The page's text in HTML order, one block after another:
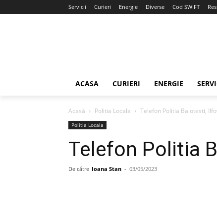
Servicii Curieri Energie Diverse Cod SWIFT
ACASA CURIERI ENERGIE
Acasă Politia Locala Telefon Politia Balotesti,
Politia Locala
Telefon Politia
De către Ioana Stan - 03/05/2023